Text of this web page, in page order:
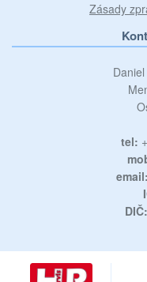
Zásady
tel:
email:
DIČ: